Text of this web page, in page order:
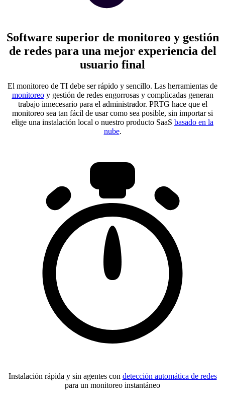
Software superior de monitoreo y gestión
de redes para una mejor experiencia del
usuario final
El monitoreo de TI debe ser rápido y sencillo. Las herramientas de
monitoreoy gestión de redes engorrosas y complicadas generan
trabajo innecesario para el administrador. PRTG hace que el
monitoreo sea tan fácil de usar como sea posible, sin importar si
elige una instalación local o nuestro producto SaaS basado en la
nube.
Instalación rápida y sin agentes con detección automática de redes
para un monitoreo instantáneo